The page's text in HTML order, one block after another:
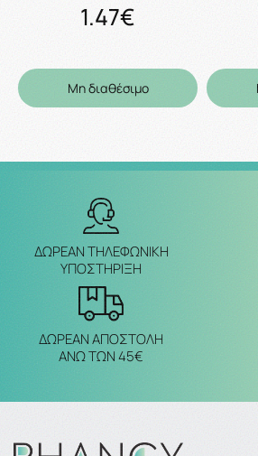
1.47€
Μη διαθέσιμο
ΔΩΡΕΑΝ ΤΗΛΕΦΩΝΙΚΗ
ΥΠΟΣΤΗΡΙΞΗ
ΔΩΡΕΑΝ ΑΠΟΣΤΟΛΗ
ΑΝΩ ΤΩΝ 45€